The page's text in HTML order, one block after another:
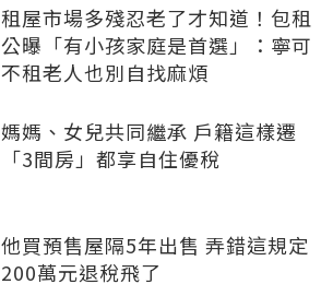
租屋市場多殘忍老了才知道！包租
公曝「有小孩家庭是首選」：寧可
不租老人也別自找麻煩
媽媽、女兒共同繼承 戶籍這樣遷
「3間房」都享自住優稅
他買預售屋隔5年出售 弄錯這規定
200萬元退稅飛了